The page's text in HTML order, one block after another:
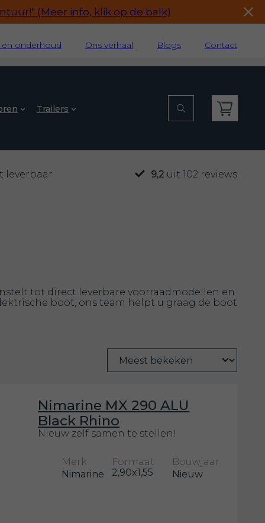
(Meer info, klik op de balk)
en onderhoud Ons verhaal Blogs Contact
Trailers
leverbaar 9,2 uit 102 reviews
tot direct leverbare voorraadmodellen en
boot, ons team helpt u graag de boot
Nimarine MX 290 ALU
Black Rhino
Nieuw zelf samen te stellen!
Merk
Nimarine
Formaat
2,90x1,55
Bouwjaar
Nieuw